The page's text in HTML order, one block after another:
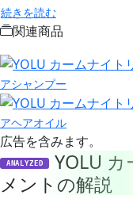
続きを読む
関連商品
アシャンプー
アヘアオイル
広告を含みます。
ANALYZED
YOLU
メントの解説